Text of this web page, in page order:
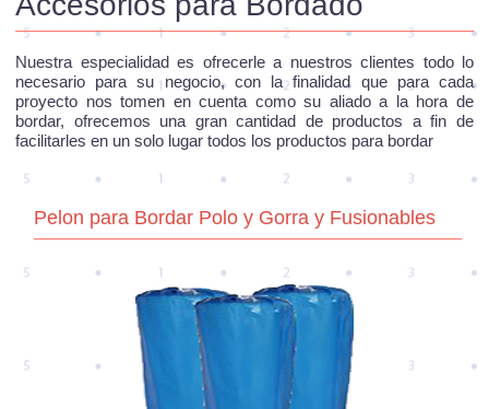
Nuestra especialidad es ofrecerle a nuestros clientes todo lo
necesario para su negocio, con la finalidad que para cada
proyecto nos tomen en cuenta como su aliado a la hora de
bordar, ofrecemos una gran cantidad de productos a fin de
facilitarles en un solo lugar todos los productos para bordar
Pelon para Bordar Polo y Gorra y Fusionables